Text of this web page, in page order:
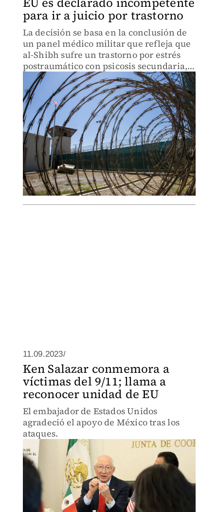
para ir a juicio por trastorno
La decisión se basa en la conclusión de
un panel médico militar que refleja que
al-Shibh sufre un trastorno por estrés
postraumático con psicosis secundaria,
debido a los abusos y torturas que sufrió
mientras estaba bajo custodia.
11.09.2023/
Ken Salazar conmemora a
víctimas del 9/11; llama a
reconocer unidad de EU
El embajador de Estados Unidos
agradeció el apoyo de México tras los
ataques.